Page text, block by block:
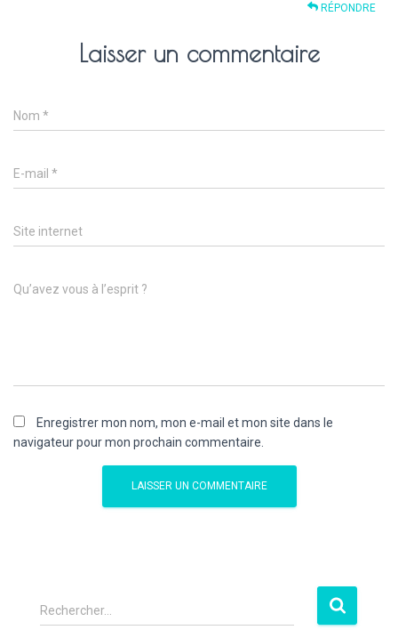
RÉPONDRE
Laisser un commentaire
Nom *
E-mail *
Site internet
Qu’avez vous à l’esprit ?
Enregistrer mon nom, mon e-mail et mon site dans le
navigateur pour mon prochain commentaire.
Rechercher…